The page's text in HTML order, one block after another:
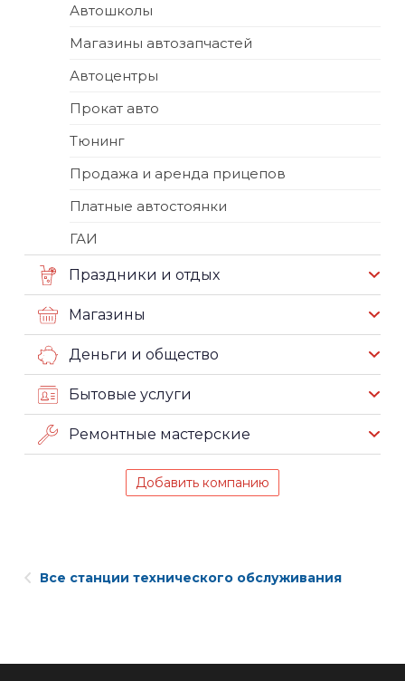
Автошколы
Магазины автозапчастей
Автоцентры
Прокат авто
Тюнинг
Продажа и аренда прицепов
Платные автостоянки
ГАИ
Праздники и отдых
Магазины
Деньги и общество
Бытовые услуги
Ремонтные мастерские
Добавить компанию
Все станции технического обслуживания